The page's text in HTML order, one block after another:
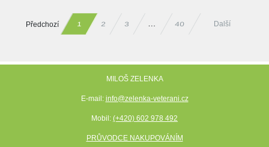
Předchozí 1 2 3 … 40 Další
MILOŠ ZELENKA
E-mail: info@zelenka-veterani.cz
Mobil: (+420) 602 978 492
PRŮVODCE NAKUPOVÁNÍM